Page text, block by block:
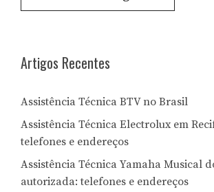
Artigos Recentes
Assistência Técnica BTV no Brasil
Assistência Técnica Electrolux em
telefones e endereços
Assistência Técnica Yamaha Musical
autorizada: telefones e endereços